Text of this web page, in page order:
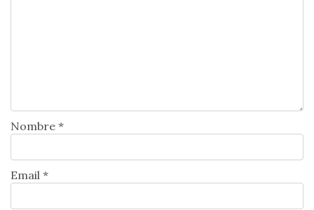
Nombre *
Email *